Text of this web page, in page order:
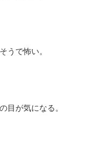
うで怖い。
目が気になる。